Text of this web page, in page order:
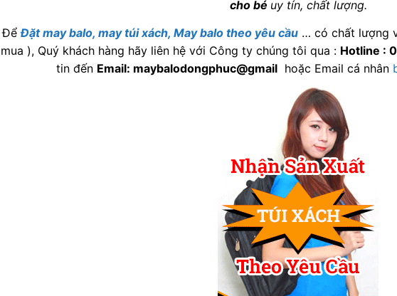
cho bé uy tín, chất lượng.
ĐểĐặt may balo, may túi xách, May balo theo yêu cầu … có chất lượng
mua ), Quý khách hàng hãy liên hệ với Công ty chúng tôi qua : Hotline :
tin đến Email: maybalodongphuc@gmailhoặc Email cá nhân